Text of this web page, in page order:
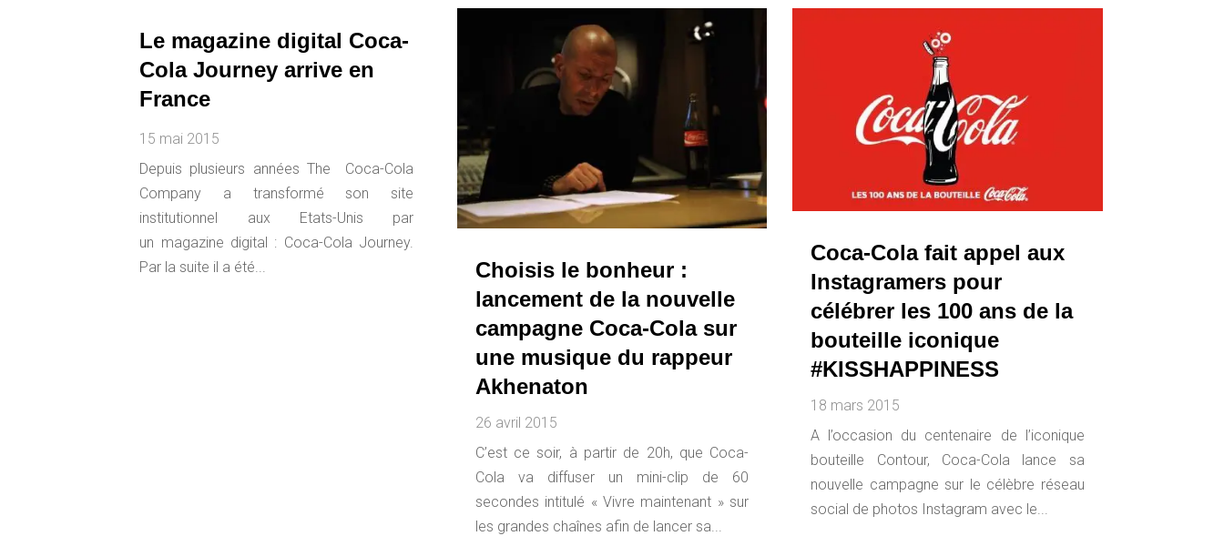
Le magazine digital Coca-
Cola Journey arrive en
France
15 mai 2015
Depuis plusieurs années The Coca-Cola
Company a transformé son site
institutionnel aux Etats-Unis par
un magazine digital : Coca-Cola Journey.
Par la suite il a été...
Choisis le bonheur :
lancement de la nouvelle
campagne Coca-Cola sur
une musique du rappeur
Akhenaton
26 avril 2015
C’est ce soir, à partir de 20h, que Coca-
Cola va diffuser un mini-clip de 60
secondes intitulé « Vivre maintenant » sur
les grandes chaînes afin de lancer sa...
Coca-Cola fait appel aux
Instagramers pour
célébrer les 100 ans de la
bouteille iconique
#KISSHAPPINESS
18 mars 2015
A l’occasion du centenaire de l’iconique
bouteille Contour, Coca-Cola lance sa
nouvelle campagne sur le célèbre réseau
social de photos Instagram avec le...